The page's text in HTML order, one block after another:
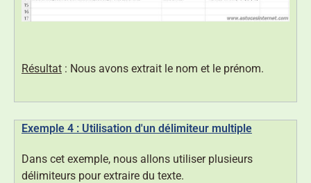
Résultat : Nous avons extrait le nom et le prénom.
Exemple 4 : Utilisation d'un délimiteur multiple
Dans cet exemple, nous allons utiliser plusieurs
délimiteurs pour extraire du texte.